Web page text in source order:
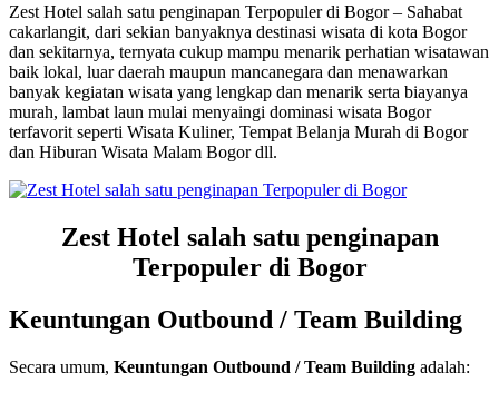
Zest Hotel salah satu penginapan Terpopuler di Bogor – Sahabat
cakarlangit, dari sekian banyaknya destinasi wisata di kota Bogor
dan sekitarnya, ternyata cukup mampu menarik perhatian wisatawan
baik lokal, luar daerah maupun mancanegara dan menawarkan
banyak kegiatan wisata yang lengkap dan menarik serta biayanya
murah, lambat laun mulai menyaingi dominasi wisata Bogor
terfavorit seperti Wisata Kuliner, Tempat Belanja Murah di Bogor
dan Hiburan Wisata Malam Bogor dll.
Zest Hotel salah satu penginapan
Terpopuler di Bogor
Keuntungan Outbound / Team Building
Secara umum, Keuntungan Outbound / Team Building adalah: